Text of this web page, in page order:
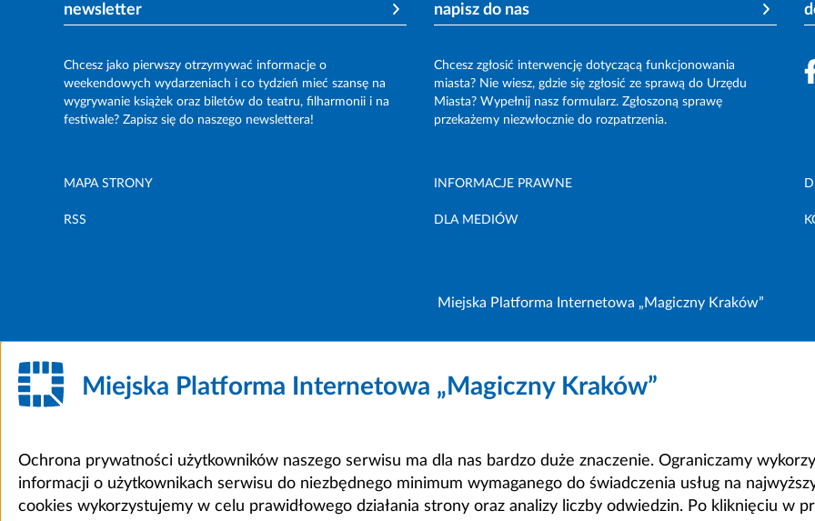
newsletter
Chcesz jako pierwszy otrzymywać informacje o
weekendowych wydarzeniach i co tydzień mieć szansę na
wygrywanie książek oraz biletów do teatru, filharmonii i na
festiwale? Zapisz się do naszego newslettera!
napisz do nas
Chcesz zgłosić interwencję dotyczącą funkcjonowania
miasta? Nie wiesz, gdzie się zgłosić ze sprawą do Urzędu
Miasta? Wypełnij nasz formularz. Zgłoszoną sprawę
przekażemy niezwłocznie do rozpatrzenia.
MAPA STRONY INFORMACJE PRAWNE
RSS DLA MEDIÓW
Miejska Platforma Internetowa „Magiczny Kraków”
Miejska Platforma Internetowa „Magiczny Kraków”
Ochrona prywatności użytkowników naszego serwisu ma dla nas bardzo duże znaczenie. Ograniczamy
informacji o użytkownikach serwisu do niezbędnego minimum wymaganego do świadczenia usług na
cookies wykorzystujemy w celu prawidłowego działania strony oraz analizy liczby odwiedzin. Po kliknięciu w